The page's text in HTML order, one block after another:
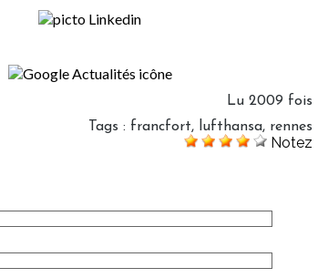
Lu 2009 fois
Tags : francfort, lufthansa, rennes
Notez